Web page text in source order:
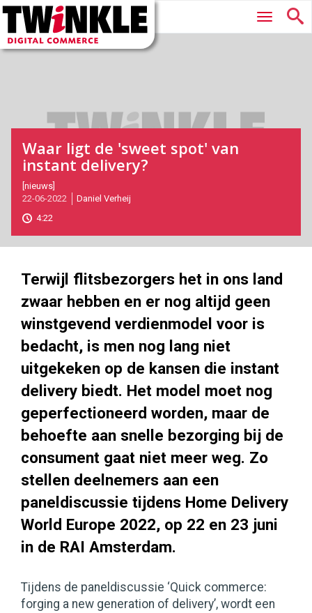
Twinkle
Digital
Commerce
Hoofdmenu
Waar ligt de 'sweet spot' van
instant delivery?
2022-
06-
22T15:40:00
2022-
06-
[nieuws]
22-06-2022
Daniel Verheij
4:22
Terwijl flitsbezorgers het in ons land
zwaar hebben en er nog altijd geen
winstgevend verdienmodel voor is
bedacht, is men nog lang niet
uitgekeken op de kansen die instant
delivery biedt. Het model moet nog
geperfectioneerd worden, maar de
behoefte aan snelle bezorging bij de
consument gaat niet meer weg. Zo
stellen deelnemers aan een
paneldiscussie tijdens Home Delivery
World Europe 2022, op 22 en 23 juni
in de RAI Amsterdam.
Tijdens de paneldiscussie ‘Quick commerce:
forging a new generation of delivery’, wordt een